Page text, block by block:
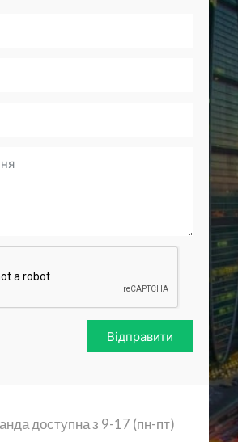
Відправити
доступна з 9-17 (пн-пт)